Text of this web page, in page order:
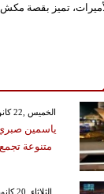
تميز بقصة
GMT 18:37 2026 الخميس ,22 كانون الثاني / يناير
ياسمين صبري
متنوعة تجمع
GMT 16:21 2026 الثلاثاء ,20 كانون الثاني / يناير